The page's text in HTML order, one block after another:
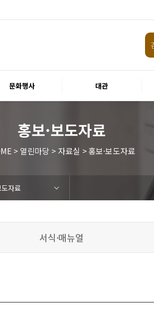
문화행사 대관
홍보·보도자료
> 열린마당 > 자료실 > 홍보·보도자료
도자료
화랑홀 2층
화랑홀 3층
티켓예매
티켓수령
규정
람예절
의서비스
람예절
의서비스
원돌담길 축제
역사문화포럼
관츠 페스티벌
크닉
역사문화포럼
공연 신라오기
제
페스티벌
관1918
킹
인 지원사업
직스퀘어
여행
타종식
트페스티벌
주간
문화도시
in 경주
광기념품 공모전
의전당
관1918 경주예술의전당
공연장 및 부대시설
알천미술관
경주문화관1918
경주예술의전당
경주문화관1918
의전당
관1918 화랑홀
원화홀
관 시립극단 소개
단원현황
단 시립합창단 소개
단원현황
고취대 시립신라고취대 소개
단원현황
자료
얼 가입 및 정보
공연
전시
아카데미
대관
기타
변
· 혜택
선언문
선언문
동강령
스윤리헌장
센터
예산서 운영계획
감사
황
비 복리후생비 내역
의전당
관1918
공예관
서식·매뉴얼